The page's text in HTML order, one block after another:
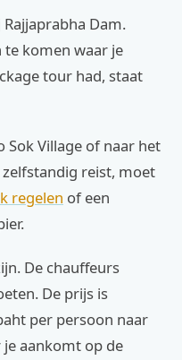
Dam.
te komen waar je
tour had, staat
Sok Village of naar het
zelfstandig reist, moet
regelen of een
De chauffeurs
De prijs is
per persoon naar
je aankomt op de